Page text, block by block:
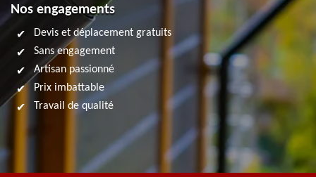
Nos engagements
Devis et déplacement gratuits
Sans engagement
Artisan passionné
Prix imbattable
Travail de qualité